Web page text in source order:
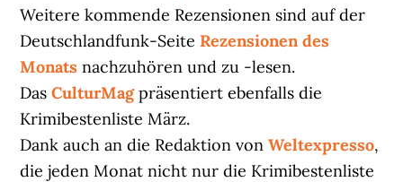
Weitere kommende Rezensionen sind auf der
Deutschlandfunk-Seite Rezensionen des
Monatsnachzuhören und zu -lesen.
DasCulturMagpräsentiert ebenfalls die
Krimibestenliste März.
Dank auch an die Redaktion vonWeltexpresso,
die jeden Monat nicht nur die Krimibestenliste